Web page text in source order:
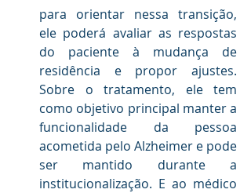
para orientar nessa transição,
ele poderá avaliar as respostas
do paciente à mudança de
residência e propor ajustes.
Sobre o tratamento, ele tem
como objetivo principal manter a
funcionalidade da pessoa
acometida pelo Alzheimer e pode
ser mantido durante a
institucionalização. E ao médico